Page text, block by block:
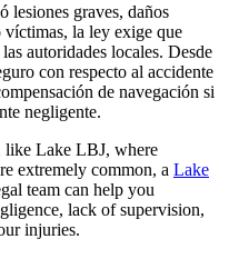
lesiones graves, daños
víctimas, la ley exige que
autoridades locales. Desde
con respecto al accidente
de navegación si
negligente.
like Lake LBJ, where
extremely common, a Lake
team can help you
lack of supervision,
injuries.